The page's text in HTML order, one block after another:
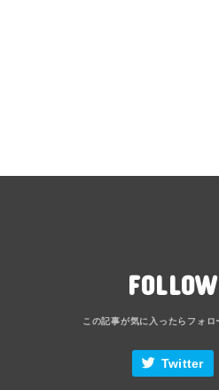
FOLLOW
Twitter